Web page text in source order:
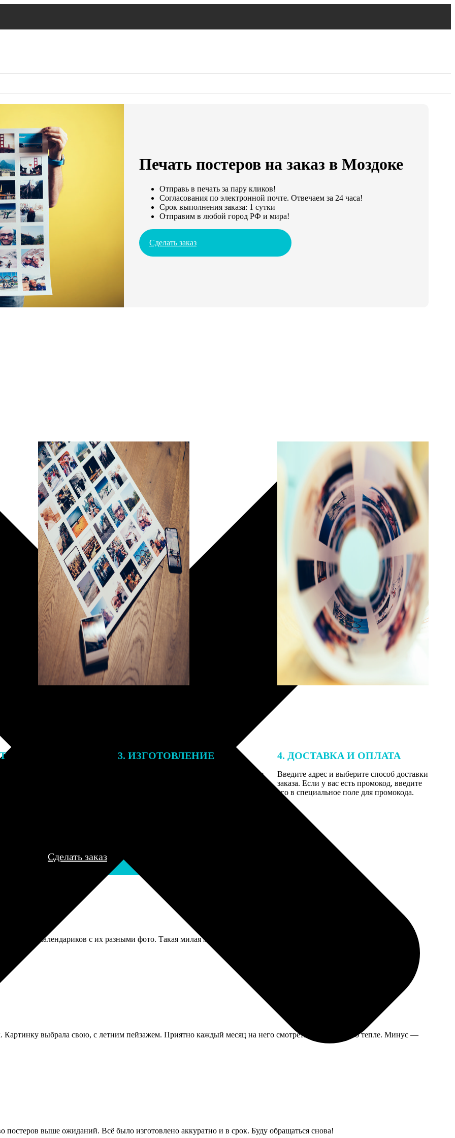
Печать постеров на заказ в Моздоке
Отправь в печать за пару кликов!
Согласования по электронной почте. Отвечаем за 24 часа!
Срок выполнения заказа: 1 сутки
Отправим в любой город РФ и мира!
Сделать заказ
заказа к печати
могут связаться с Вами
телефону или email для
деталей.
3. ИЗГОТОВЛЕНИЕ
Оплатите заказ банковской картой. После
оплаты получите подтверждение на email с
4. ДОСТАВКА И ОПЛАТА
Введите адрес и выберите способ доставки
заказа. Если у вас есть промокод, введите
его в специальное поле для промокода.
Сделать заказ
календариков с их разными фото. Такая милая мелочь, теперь все на холодильнике. Печать четкая, магниты
Картинку выбрала свою, с летним пейзажем. Приятно каждый месяц на него смотреть, напоминает о тепле. Минус —
постеров выше ожиданий. Всё было изготовлено аккуратно и в срок. Буду обращаться снова!